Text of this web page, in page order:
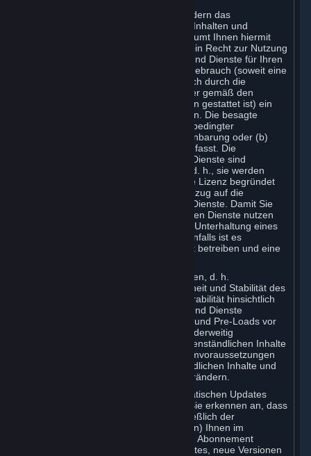
Steam und Ihr(e) Abonnement(s) erfordern das
Herunterladen und die Installation von Inhalten und
Diensten auf Ihrem Computer. Valve räumt Ihnen hiermit
eine nicht-ausschließliche Lizenz und ein Recht zur Nutzung
der vertragsgegenständlichen Inhalte und Dienste für Ihren
persönlichen, ausschließlich privaten Gebrauch (soweit eine
kommerzielle Nutzung nicht ausdrücklich durch die
vorliegenden Vertragsbedingungen oder gemäß den
einschlägigen Abonnementbedingungen gestattet ist) ein
und Sie nehmen diese Lizenz hiermit an. Die besagte
Lizenz endet entweder mit kündigungsbedingter
Beendigung (a) der vorliegenden Vereinbarung oder (b)
eines Abonnements, das die Lizenz umfasst. Die
vertragsgegenständlichen Inhalte und Dienste sind
Gegenstand einer Lizenzeinräumung, d. h., sie werden
nicht veräußert. Die Ihnen eingeräumte Lizenz begründet
keinerlei Eigentumsrechte an und in Bezug auf die
vertragsgegenständlichen Inhalte und Dienste. Damit Sie
die Inhalte und vertragsgegenständlichen Dienste nutzen
können, bedarf es der Einrichtung und Unterhaltung eines
Steam-Benutzerkontos, und gegebenenfalls ist es
erforderlich, dass Sie den Steam-Client betreiben und eine
Valve nimmt aus verschiedenen Gründen, d. h.
insbesondere aus Gründen der Sicherheit und Stabilität des
Systems und der Mehrspieler-Interoperabilität hinsichtlich
der vertragsgegenständlichen Inhalte und Dienste
gegebenenfalls automatische Updates und Pre-Loads vor
und entwickelt neue Versionen oder anderweitig
verbesserte Angebote der vertragsgegenständlichen Inhalte
und Leistungen, sodass sich die Systemvoraussetzungen
für die Nutzung der vertragsgegenständlichen Inhalte und
Dienste gegebenenfalls mit der Zeit verändern.
Sie erklären sich mit derartigen automatischen Updates
einverstanden. Ihnen ist bekannt und Sie erkennen an, dass
die vorliegende Vereinbarung (einschließlich der
einschlägigen Abonnementbedingungen) Ihnen im
Zusammenhang mit einem bestimmten Abonnement
keinerlei Anspruch auf zukünftige Updates, neue Versionen